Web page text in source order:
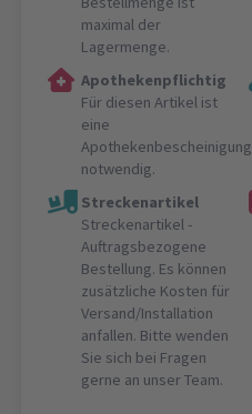
maximal der
Lagermenge.
Apothekenpflichtig
Für diesen Artikel ist
eine
Apothekenbescheinigung
notwendig.
Streckenartikel
Streckenartikel -
Auftragsbezogene
Bestellung. Es können
zusätzliche Kosten für
Versand/Installation
anfallen. Bitte wenden
Sie sich bei Fragen
gerne an unser Team.